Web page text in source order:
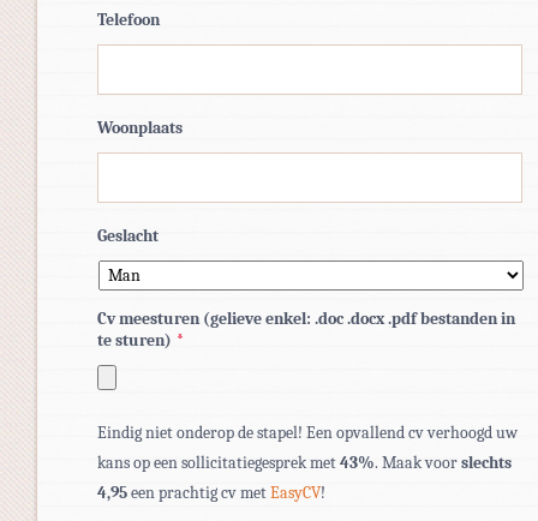
Telefoon
Woonplaats
Geslacht
Cv meesturen (gelieve enkel: .doc .docx .pdf bestanden in
te sturen) *
bestandstypen:
pdf,
doc,
Eindig niet onderop de stapel! Een opvallend cv verhoogd uw
kans op een sollicitatiegesprek met43%. Maak voorslechts
4,95een prachtig cv metEasyCV!